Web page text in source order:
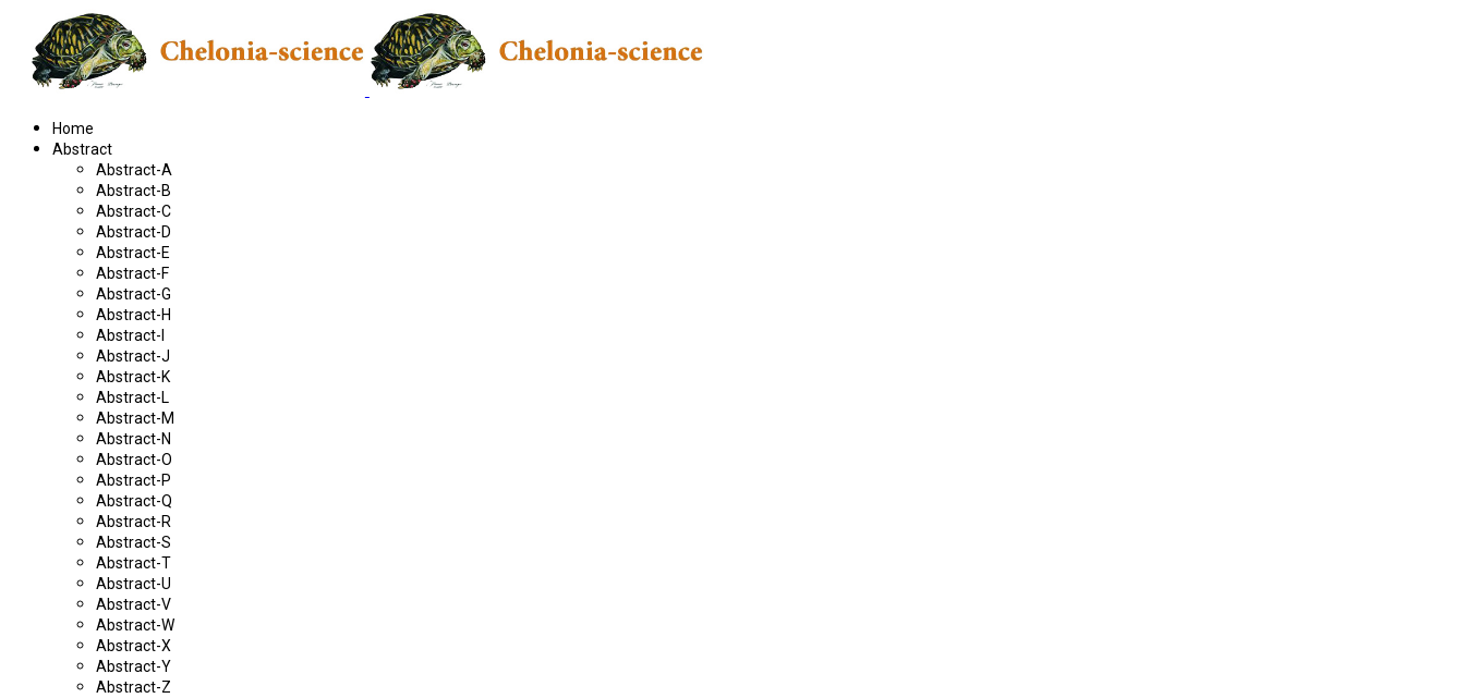
Home
Abstract
Abstract-A
Abstract-B
Abstract-C
Abstract-D
Abstract-E
Abstract-F
Abstract-G
Abstract-H
Abstract-I
Abstract-J
Abstract-K
Abstract-L
Abstract-M
Abstract-N
Abstract-O
Abstract-P
Abstract-Q
Abstract-R
Abstract-S
Abstract-T
Abstract-U
Abstract-V
Abstract-W
Abstract-X
Abstract-Y
Abstract-Z